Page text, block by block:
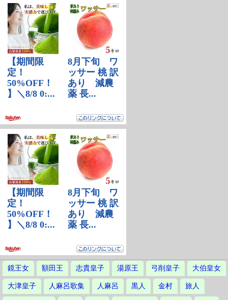
鏡王女 額田王 志貴皇子 湯原王 弓削皇子 大伯皇女
大津皇子 人麻呂歌集 人麻呂 黒人 金村 旅人